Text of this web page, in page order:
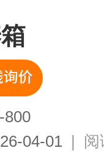
800
04-01 | 阅